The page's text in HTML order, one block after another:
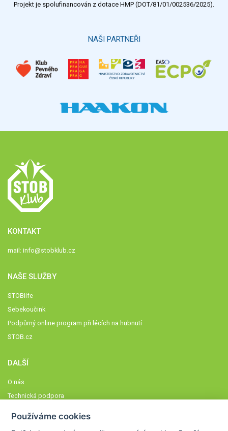
Projekt je spolufinancován z dotace HMP (DOT/81/01/002536/2025).
NAŠI PARTNEŘI
KONTAKT
mail: info@stobklub.cz
NAŠE SLUŽBY
STOBlife
Sebekoučink
Podpůrný online program při lécích na hubnutí
STOB.cz
DALŠÍ
O nás
Technická podpora
Používáme cookies